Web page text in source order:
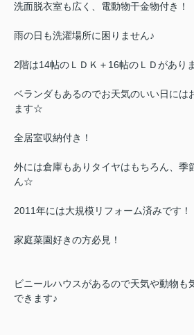
洗面脱衣室も広く、電動物干金物付き！
雨の日も洗濯場所に困りません♪
2階は14帖のＬＤＫ＋16帖のＬＤがあり
ベランダもあるのでお天気のいい日には
ます☆
全居室収納付き！
外には倉庫もありタイヤはもちろん、季
ん☆
2011年には大規模リフォーム済みです！
家庭菜園好きの方必見！
ビニールハウスがあるので天気や動物も
できます♪